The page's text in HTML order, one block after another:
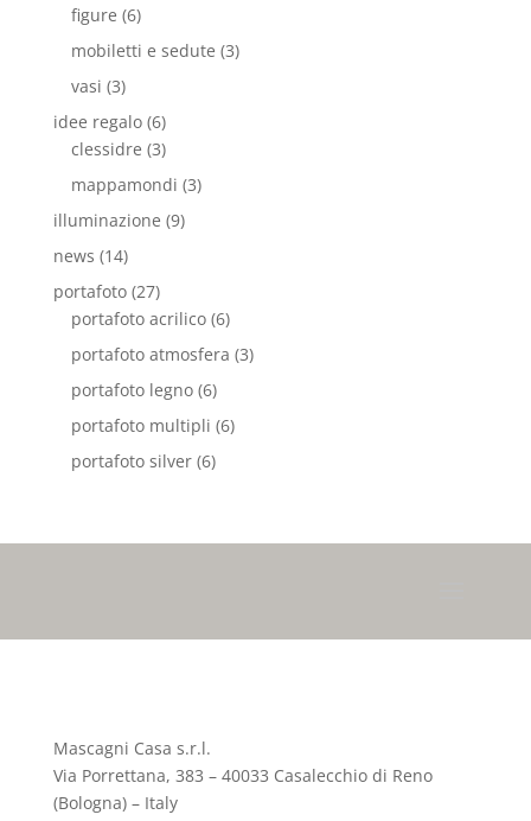
figure (6)
mobiletti e sedute (3)
vasi (3)
idee regalo(6)
clessidre (3)
mappamondi (3)
illuminazione (9)
news (14)
portafoto(27)
portafoto acrilico(6)
portafoto atmosfera (3)
portafoto legno(6)
portafoto multipli (6)
portafoto silver(6)
Mascagni Casa s.r.l.
Via Porrettana, 383 – 40033 Casalecchio di Reno
(Bologna) – Italy